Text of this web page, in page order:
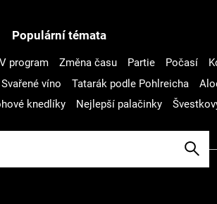
Populární témata
program Změna času Partie Počasí
Svařené víno Tatarák podle Pohlreicha
knedlíky Nejlepší palačinky